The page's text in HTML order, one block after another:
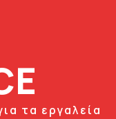
τα εργαλεία